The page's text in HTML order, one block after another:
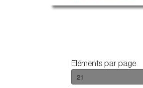
Eléments par page